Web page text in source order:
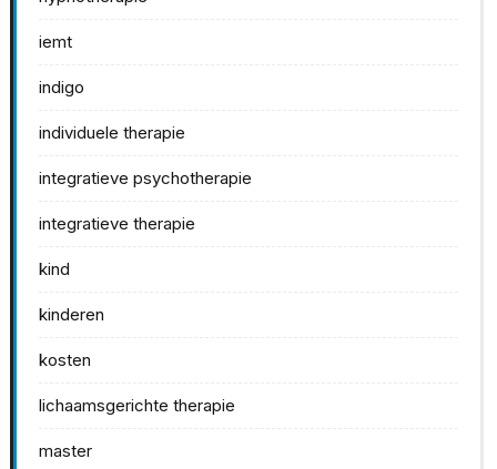
iemt
indigo
individuele therapie
integratieve psychotherapie
integratieve therapie
kind
kinderen
kosten
lichaamsgerichte therapie
master